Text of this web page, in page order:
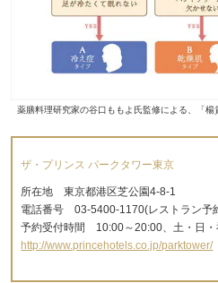
薬膳料理研究家の谷口ももよ氏監修による、「楊
ザ・プリンス パークタワー東京
所在地 東京都港区芝公園4-8-1
電話番号 03-5400-1170(レストラン予
予約受付時間 10:00～20:00、土・日・
http://www.princehotels.co.jp/parktower/